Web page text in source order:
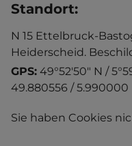
Standort:
N 15 Ettelbruck-
Heiderscheid.
GPS: 49°52'50" N /
49.880556 / 5.990000
Sie haben Cookies